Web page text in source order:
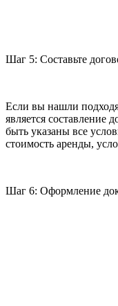
Шаг 5: Составьте
Если вы нашли
является составление
быть указаны все
стоимость аренды,
Шаг 6: Оформление